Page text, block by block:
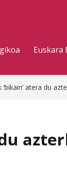
Euskara
atera du